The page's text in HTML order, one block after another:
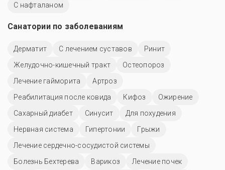
С нафталаном
Санатории по заболеваниям
Дерматит С лечением суставов
Ринит
Желудочно-кишечный тракт
Остеопороз
Лечение гайморита
Артроз
Реабилитация после ковида
Кифоз
Ожирение
Сахарный диабет
Синусит
Для похудения
Нервная система
Гипертонии
Грыжи
Лечение сердечно-сосудистой системы
Болезнь Бехтерева
Варикоз
Лечение почек